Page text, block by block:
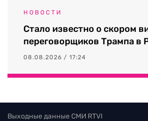
НОВОСТИ
Стало известно о скором
переговорщиков Трампа в
08.08.2026 / 17:24
Выходные данные СМИ RTVI